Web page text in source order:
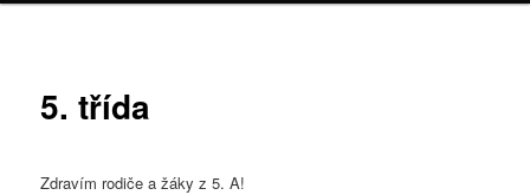
5. třída
Zdravím rodiče a žáky z 5. A!